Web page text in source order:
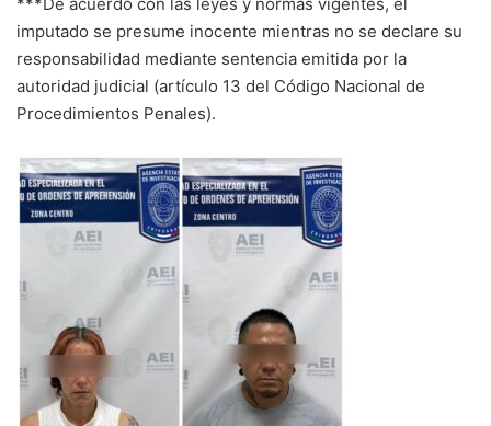
imputado se presume inocente mientras no se declare su
responsabilidad mediante sentencia emitida por la
autoridad judicial (artículo 13 del Código Nacional de
Procedimientos Penales).